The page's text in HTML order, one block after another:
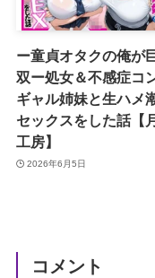
ー童貞オタクの俺が
双ー処女＆不感症コ
ギャル姉妹と生ハメ
セックスをした話【
工房】
2026年6月5日
コメント